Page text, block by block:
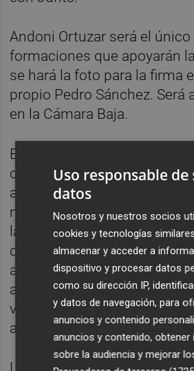
Andoni Ortuzar será el
formaciones que apoyarán
se hará la foto para la firma
propio Pedro Sánchez. Será
en la Cámara Baja.
El PNV, que guardada
consideran el
acuerdos alcanzados al
mandato con el Ejecutivo
la reelección de Sánchez
que en esta legislatura habrá
avances en transferencias,
autogobierno presente y
vasco de relaciones
al euskera".
Los votos a favor del PNV
Uso responsable de
datos
Nosotros y nuestros socios
cookies y tecnologías
almacenar y acceder a
dispositivo y procesar datos
como su dirección IP,
y datos de navegación, para
anuncios y contenido
anuncios y contenido,
sobre la audiencia y mejorar